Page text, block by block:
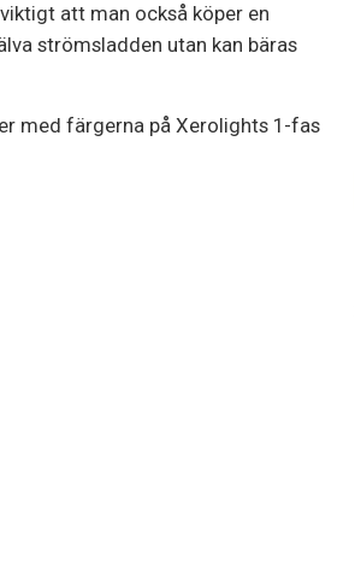
att man också köper en
strömsladden utan kan bäras
med färgerna på Xerolights 1-fas